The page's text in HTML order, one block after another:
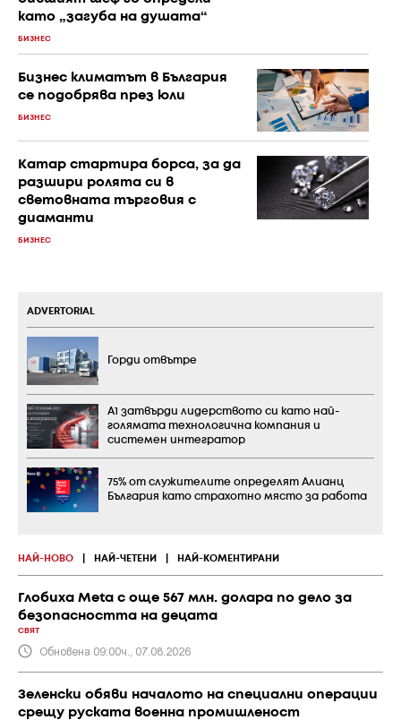
като „загуба на душата“
БИЗНЕС
Бизнес климатът в България
се подобрява през юли
БИЗНЕС
Катар стартира борса, за да
разшири ролята си в
световната търговия с
диаманти
БИЗНЕС
НАЙ-НОВО НАЙ-ЧЕТЕНИ НАЙ-КОМЕНТИРАНИ
Глобиха Meta с още 567 млн. долара по дело за
безопасността на децата
СВЯТ
Обновена 09:00ч., 07.08.2026
Зеленски обяви началото на специални операции
срещу руската военна промишленост
ADVERTORIAL
Горди отвътре
А1 затвърди лидерството си като най-
голямата технологична компания и
системен интегратор
75% от служителите определят Алианц
България като страхотно място за работа